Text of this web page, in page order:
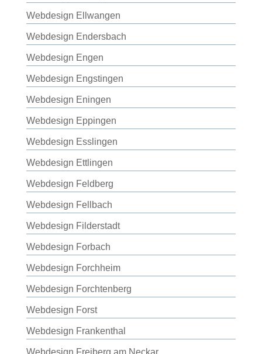
Webdesign Ellwangen
Webdesign Endersbach
Webdesign Engen
Webdesign Engstingen
Webdesign Eningen
Webdesign Eppingen
Webdesign Esslingen
Webdesign Ettlingen
Webdesign Feldberg
Webdesign Fellbach
Webdesign Filderstadt
Webdesign Forbach
Webdesign Forchheim
Webdesign Forchtenberg
Webdesign Forst
Webdesign Frankenthal
Webdesign Freiberg am Neckar